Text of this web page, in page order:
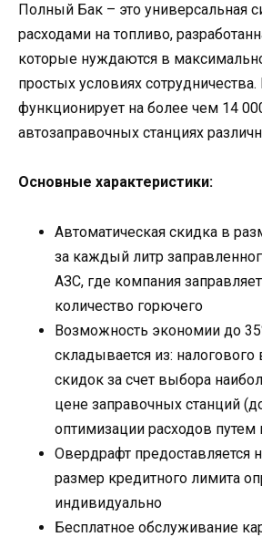
Полный Бак – это универсальная
расходами на топливо,
которые нуждаются в
простых условиях сотрудничества.
функционирует на более чем 14
автозаправочных станциях
Основные характеристики:
Автоматическая скидка в
за каждый литр
АЗС, где компания
количество горючего
Возможность экономии до
складывается из: налогового
скидок за счет выбора
цене заправочных станций
оптимизации расходов путем
Овердрафт предоставляется
размер кредитного лимита
индивидуально
Бесплатное обслуживание